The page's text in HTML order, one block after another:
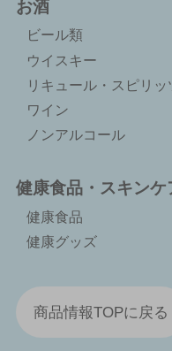
お酒
ビール類
ウイスキー
リキュール・スピリッ
ワイン
ノンアルコール
健康食品・スキンケ
健康食品
健康グッズ
商品情報TOPに戻る